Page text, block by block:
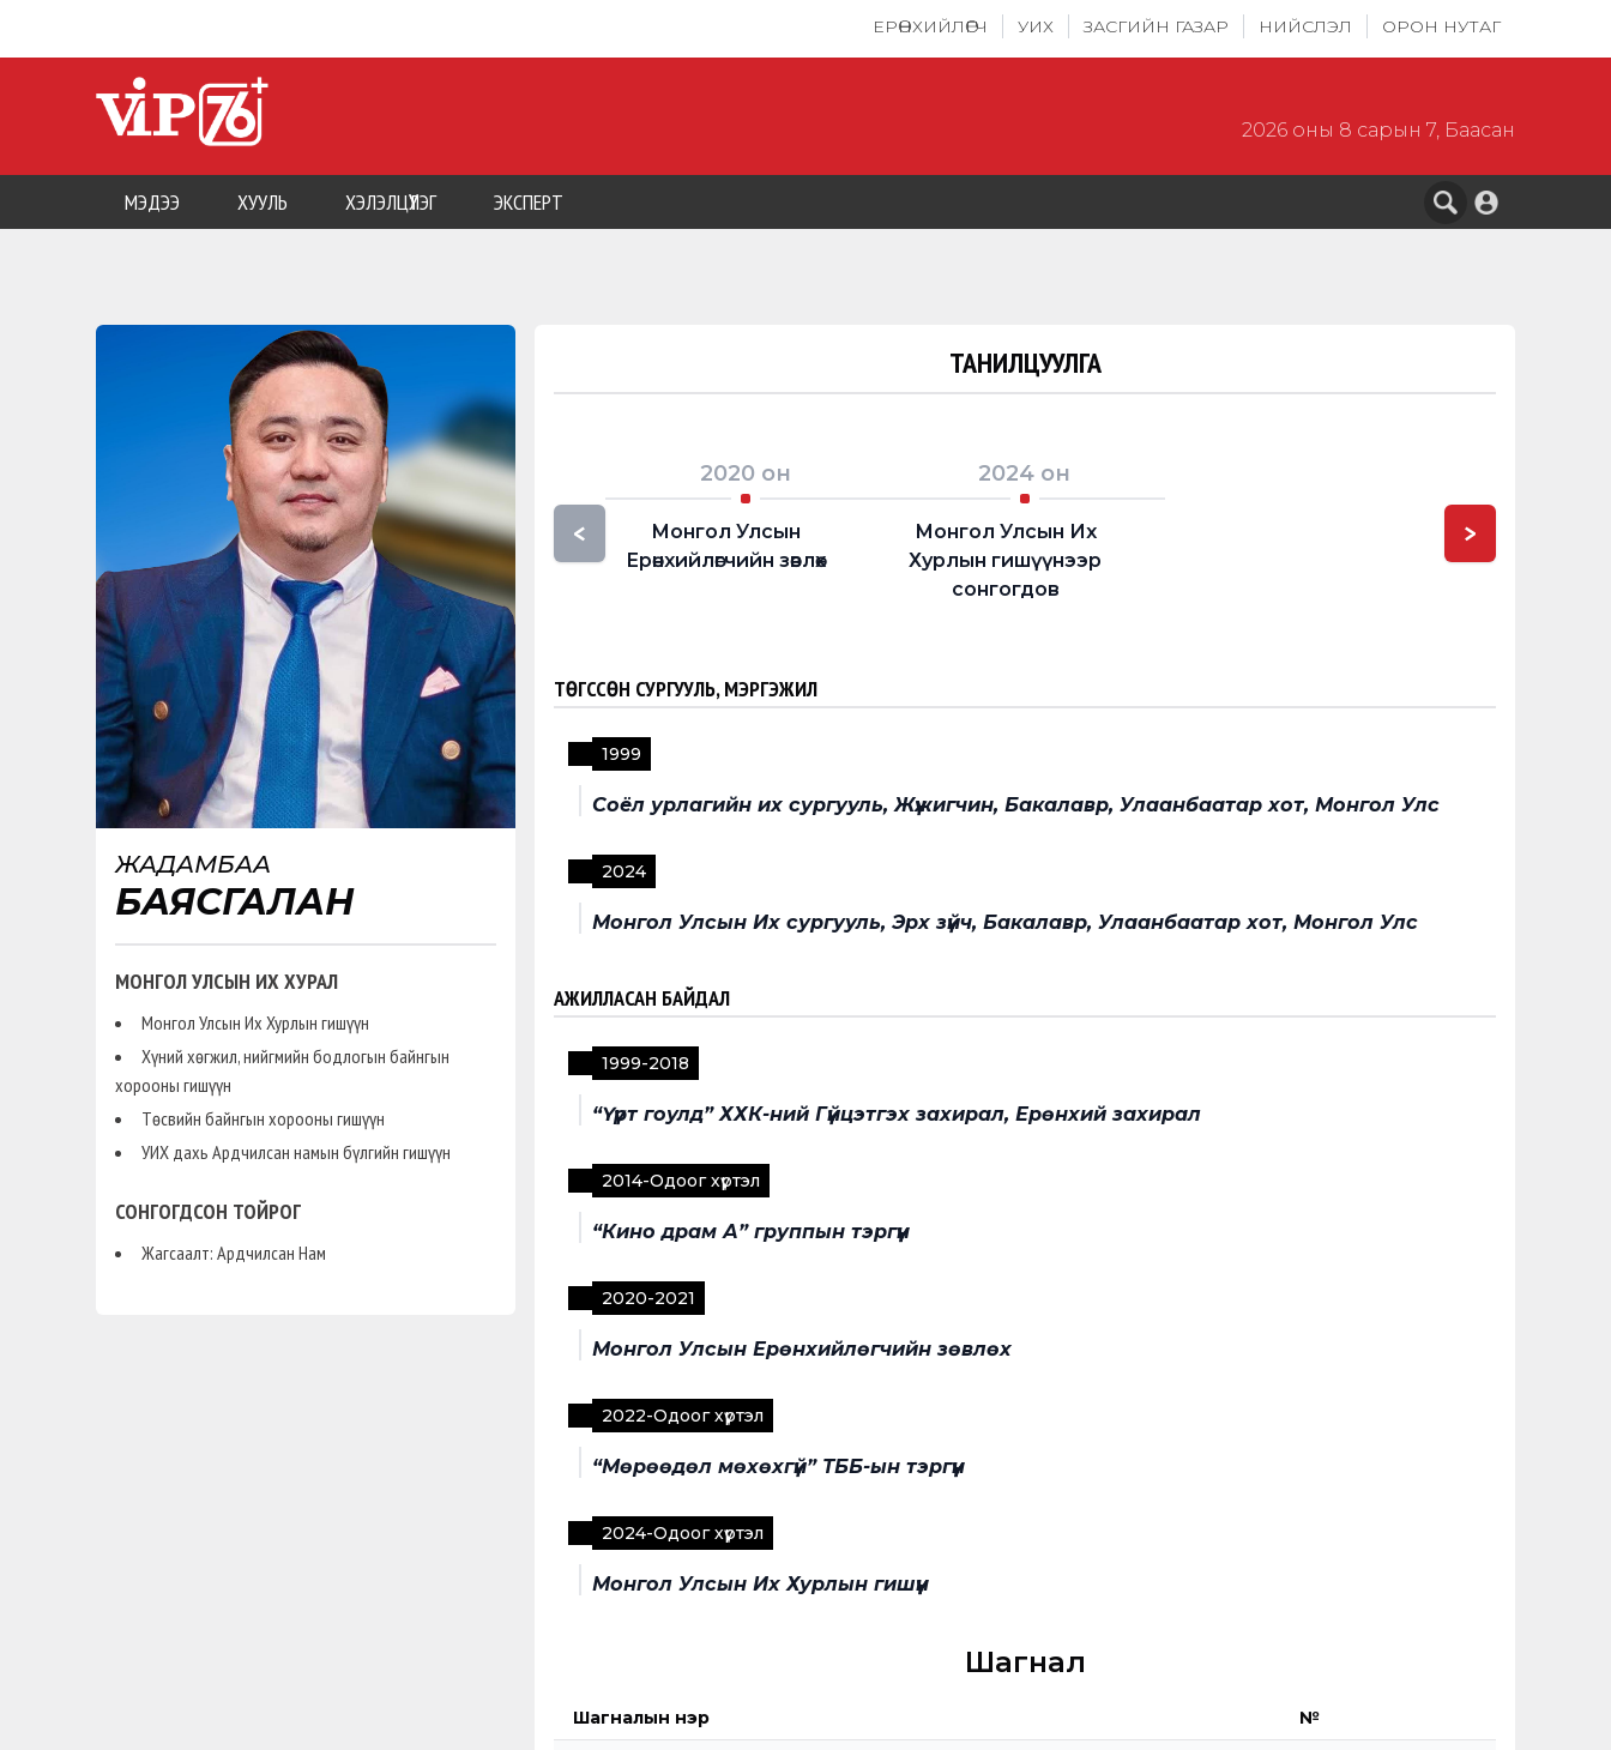
ЕРӨНХИЙЛӨГЧ УИХ ЗАСГИЙН ГАЗАР НИЙСЛЭЛ ОРОН НУТАГ
2026 оны 8 сарын 7, Баасан
МЭДЭЭ ХУУЛЬ ХЭЛЭЛЦҮҮЛЭГ ЭКСПЕРТ
ЖАДАМБАА
БАЯСГАЛАН
МОНГОЛ УЛСЫН ИХ ХУРАЛ
Монгол Улсын Их Хурлын гишүүн
Хүний хөгжил, нийгмийн бодлогын байнгын
хорооны гишүүн
Төсвийн байнгын хорооны гишүүн
УИХ дахь Ардчилсан намын бүлгийн гишүүн
СОНГОГДСОН ТОЙРОГ
Жагсаалт: Ардчилсан Нам
ТАНИЛЦУУЛГА
<
2020он
Монгол Улсын
Ерөнхийлөгчийн зөвлөх
2024 он
Монгол Улсын Их
Хурлын гишүүнээр
сонгогдов
>
ТӨГССӨН СУРГУУЛЬ, МЭРГЭЖИЛ
1999
Соёл урлагийн их сургууль, Жүжигчин, Бакалавр, Улаанбаатар хот, Монгол Улс
2024
Монгол Улсын Их сургууль, Эрх зүйч, Бакалавр, Улаанбаатар хот, Монгол Улс
АЖИЛЛАСАН БАЙДАЛ
1999-2018
“Үүрт гоулд” ХХК-ний Гүйцэтгэх захирал, Ерөнхий захирал
2014-Одоог хүртэл
“Кино драм А” группын тэргүүн
2020-2021
Монгол Улсын Ерөнхийлөгчийн зөвлөх
2022-Одоог хүртэл
“Мөрөөдөл мөхөхгүй” ТББ-ын тэргүүн
2024-Одоог хүртэл
Монгол Улсын Их Хурлын гишүүн
Шагнал
Шагналын нэр №